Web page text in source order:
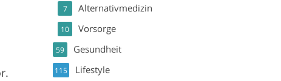
Alternativmedizin
7
Vorsorge
10
Gesundheit
59
Lifestyle
115